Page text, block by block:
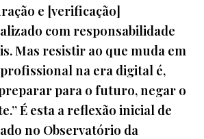
e [verificação]
com responsabilidade
Mas resistir ao que muda em
na era digital é,
para o futuro, negar o
É esta a reflexão inicial de
no Observatório da